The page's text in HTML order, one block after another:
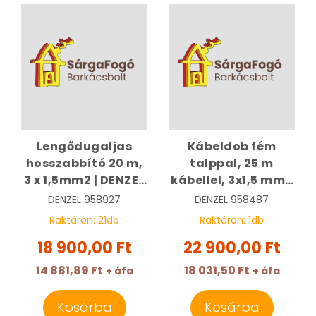
Lengődugaljas
hosszabbító 20 m,
3 x 1,5mm2 | DENZEL
958927
DENZEL 958927
Raktáron: 21db
18 900,00 Ft
14 881,89 Ft + áfa
Kosárba
Kábeldob fém
talppal, 25 m
kábellel, 3x1,5 mm2
| DENZEL 958487
KIFUTOTT
DENZEL 958487
Raktáron: 1db
22 900,00 Ft
18 031,50 Ft + áfa
Kosárba